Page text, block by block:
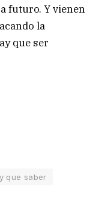
futuro. Y vienen
la
que ser
que saber